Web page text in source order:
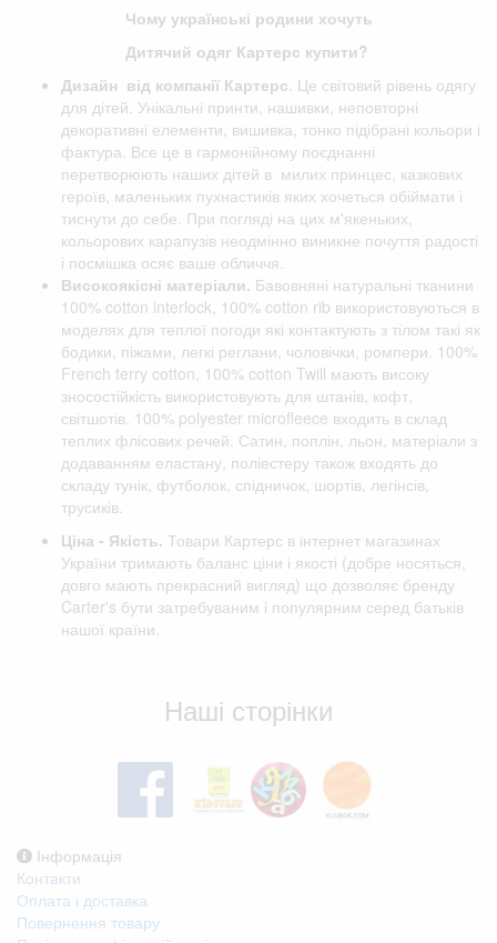
Чому українські родини хочуть
Дитячий одяг Картерс купити?
Дизайн від компанії Картерс . Це світовий рівень одягу
для дітей. Унікальні принти, нашивки, неповторні
декоративні елементи, вишивка, тонко підібрані кольори і
фактура. Все це в гармонійному поєднанні
перетворюють наших дітей в милих принцес, казкових
героїв, маленьких пухнастиків яких хочеться обіймати і
тиснути до себе. При погляді на цих м'якеньких,
кольорових карапузів неодмінно виникне почуття радості
і посмішка осяє ваше обличчя.
Високоякісні матеріали. Бавовняні натуральні тканини
100% cotton interlock, 100% cotton rib використовуються в
моделях для теплої погоди які контактують з тілом такі як
бодики, піжами, легкі реглани, чоловічки, ромпери. 100%
French terry cotton, 100% cotton Twill мають високу
зносостійкість використовують для штанів, кофт,
світшотів. 100% polyester microfleece входить в склад
теплих флісових речей. Сатин, поплін, льон, матеріали з
додаванням еластану, поліестеру також входять до
складу тунік, футболок, спідничок, шортів, легінсів,
трусиків.
Ціна - Якість. Товари Картерс в інтернет магазинах
України тримають баланс ціни і якості (добре носяться,
довго мають прекрасний вигляд) що дозволяє бренду
Carter's бути затребуваним і популярним серед батьків
нашої країни.
Наші сторінки
Інформація
Контакти
Оплата і доставка
Повернення товару